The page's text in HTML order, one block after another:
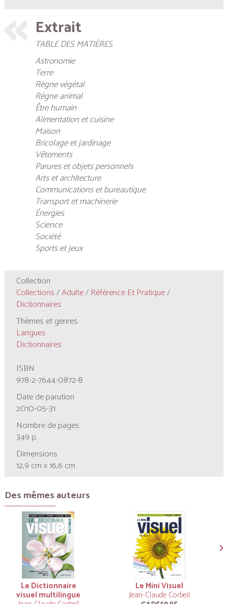
Extrait
TABLE DES MATIÈRES
Astronomie
Terre
Règne végétal
Règne animal
Être humain
Alimentation et cuisine
Maison
Bricolage et jardinage
Vêtements
Parures et objets personnels
Arts et architecture
Communications et bureautique
Transport et machinerie
Énergies
Science
Société
Sports et jeux
Collection
Collections/Adulte/ Référence Et Pratique/
Dictionnaires
Thèmes et genres
Langues
Dictionnaires
ISBN
978-2-7644-0872-8
Date de parution
2010-05-31
Nombre de pages
349 p.
Dimensions
12,9 cm x 16,6 cm
Des mêmes auteurs
Le Dictionnaire
visuel multilingue
Le Mini Visuel
Jean-Claude Corbeil